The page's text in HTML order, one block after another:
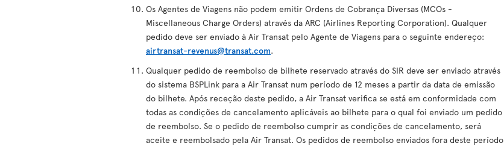
Os Agentes de Viagens não podem emitir Ordens de Cobrança Diversas (MCOs -
Miscellaneous Charge Orders) através da ARC (Airlines Reporting Corporation). Qualquer
pedido deve ser enviado à Air Transat pelo Agente de Viagens para o seguinte endereço:
airtransat-revenus@transat.com.
Qualquer pedido de reembolso de bilhete reservado através do SIR deve ser enviado através
do sistema BSPLink para a Air Transat num período de 12 meses a partir da data de emissão
do bilhete. Após receção deste pedido, a Air Transat verifica se está em conformidade com
todas as condições de cancelamento aplicáveis ao bilhete para o qual foi enviado um pedido
de reembolso. Se o pedido de reembolso cumprir as condições de cancelamento, será
aceite e reembolsado pela Air Transat. Os pedidos de reembolso enviados fora deste período